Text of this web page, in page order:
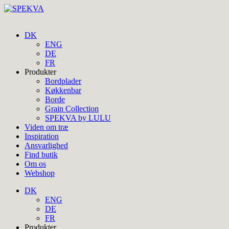
DK
ENG
DE
FR
Produkter
Bordplader
Køkkenbar
Borde
Grain Collection
SPEKVA by LULU
Viden om træ
Inspiration
Ansvarlighed
Find butik
Om os
Webshop
DK
ENG
DE
FR
Produkter